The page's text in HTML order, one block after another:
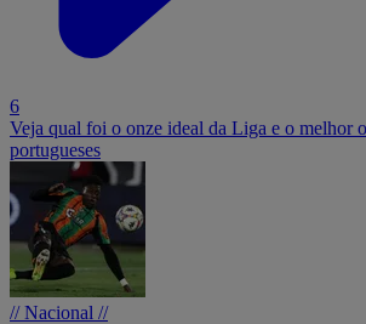
6
Veja qual foi o onze ideal da Liga e o melhor
portugueses
// Nacional //